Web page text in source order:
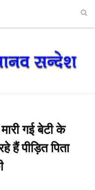
गई बेटी के
हैं पीड़ित पिता